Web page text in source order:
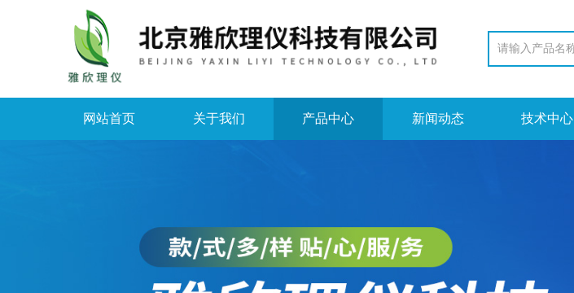
网站首页 关于我们 产品中心 新闻动态 技术中心